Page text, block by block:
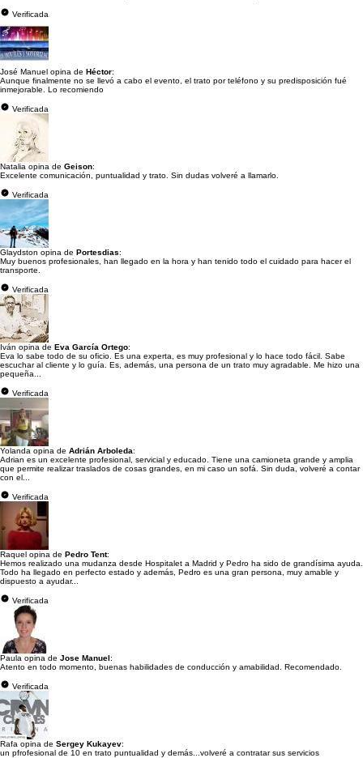
Verificada
José Manuel opina de Héctor:
Aunque finalmente no se llevó a cabo el evento, el trato por teléfono y su predisposición fué
inmejorable. Lo recomiendo
Verificada
Natalia opina de Geison:
Excelente comunicación, puntualidad y trato. Sin dudas volveré a llamarlo.
Verificada
Glaydston opina de Portesdias:
Muy buenos profesionales, han llegado en la hora y han tenido todo el cuidado para hacer el
transporte.
Verificada
Iván opina de Eva García Ortego:
Eva lo sabe todo de su oficio. Es una experta, es muy profesional y lo hace todo fácil. Sabe
escuchar al cliente y lo guía. Es, además, una persona de un trato muy agradable. Me hizo una
pequeña...
Verificada
Yolanda opina de Adrián Arboleda:
Adrian es un excelente profesional, servicial y educado. Tiene una camioneta grande y amplia
que permite realizar traslados de cosas grandes, en mi caso un sofá. Sin duda, volveré a contar
con el...
Verificada
Raquel opina de Pedro Tent:
Hemos realizado una mudanza desde Hospitalet a Madrid y Pedro ha sido de grandísima ayuda.
Todo ha llegado en perfecto estado y además, Pedro es una gran persona, muy amable y
dispuesto a ayudar...
Verificada
Paula opina de Jose Manuel:
Atento en todo momento, buenas habilidades de conducción y amabilidad. Recomendado.
Verificada
Rafa opina de Sergey Kukayev:
un pfrofesional de 10 en trato puntualidad y demás...volveré a contratar sus servicios